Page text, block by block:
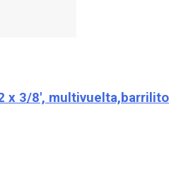
x 3/8′, multivuelta,barrilito